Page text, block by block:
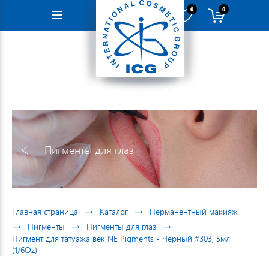
Навигация
0 0
Пигменты для глаз
Главная страница → Каталог → Перманентный макияж
→ Пигменты → Пигменты для глаз →
Пигмент для татуажа век NE Pigments - Черный #303, 5мл
(1/6Oz)